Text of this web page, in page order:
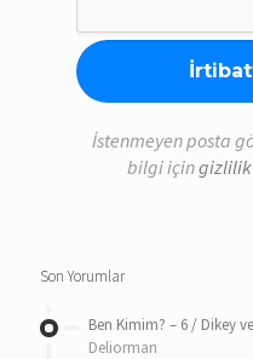
İstenmeyen posta
bilgi içingizlilik
Son Yorumlar
Ben Kimim? – 6 / Dikey
Deliorman